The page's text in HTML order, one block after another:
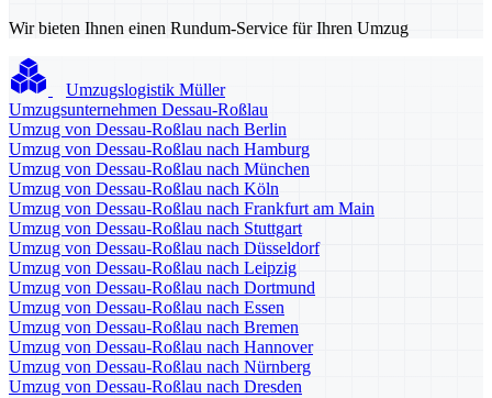
Wir bieten Ihnen einen Rundum-Service für Ihren Umzug
Umzugslogistik Müller
Umzugsunternehmen Dessau-Roßlau
Umzug von Dessau-Roßlau nach Berlin
Umzug von Dessau-Roßlau nach Hamburg
Umzug von Dessau-Roßlau nach München
Umzug von Dessau-Roßlau nach Köln
Umzug von Dessau-Roßlau nach Frankfurt am Main
Umzug von Dessau-Roßlau nach Stuttgart
Umzug von Dessau-Roßlau nach Düsseldorf
Umzug von Dessau-Roßlau nach Leipzig
Umzug von Dessau-Roßlau nach Dortmund
Umzug von Dessau-Roßlau nach Essen
Umzug von Dessau-Roßlau nach Bremen
Umzug von Dessau-Roßlau nach Hannover
Umzug von Dessau-Roßlau nach Nürnberg
Umzug von Dessau-Roßlau nach Dresden